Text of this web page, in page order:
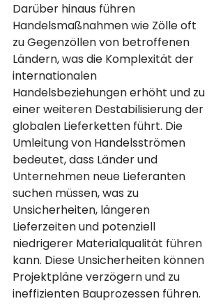
Darüber hinaus führen
Handelsmaßnahmen wie Zölle oft
zu Gegenzöllen von betroffenen
Ländern, was die Komplexität der
internationalen
Handelsbeziehungen erhöht und zu
einer weiteren Destabilisierung der
globalen Lieferketten führt. Die
Umleitung von Handelsströmen
bedeutet, dass Länder und
Unternehmen neue Lieferanten
suchen müssen, was zu
Unsicherheiten, längeren
Lieferzeiten und potenziell
niedrigerer Materialqualität führen
kann. Diese Unsicherheiten können
Projektpläne verzögern und zu
ineffizienten Bauprozessen führen.